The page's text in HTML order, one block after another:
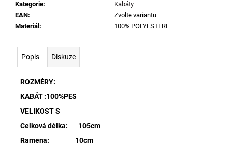
Kategorie:
Kabáty
EAN:
Zvolte variantu
Materiál : 100% POLYESTERE
Popis Diskuze
ROZMĚRY:
KABÁT :100%PES
VELIKOST S
Celková délka: 105cm
Ramena: 10cm